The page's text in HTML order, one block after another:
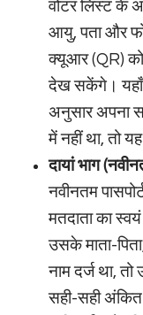
वोटर लिस्ट के
आयु, पता और
क्यूआर (QR)
देख सकेंगे। यहाँ
अनुसार अपना
में नहीं था, तो
दायां भाग
नवीनतम
मतदाता का
उसके माता-
नाम दर्ज था,
सही-सही अंकित